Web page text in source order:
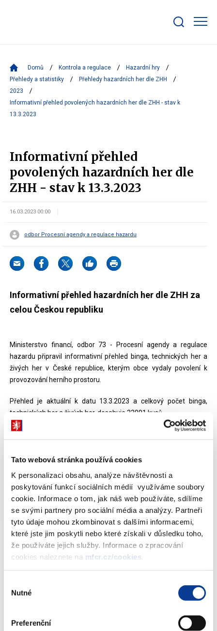
Tato webová stránka používá cookies
K personalizaci obsahu, analýze návštěvnosti a
poskytování funkcí sociálních médií využíváme soubory
cookie. Informace o tom, jak náš web používáte, sdílíme
se svými partnery pro sociální média a analýzy. Partneři
tyto údaje mohou zkombinovat s dalšími informacemi,
které jste jim poskytli nebo které získali v důsledku toho,
že používáte jejich služby. Informace o zpracování
cookies naleznete na mfcr.cz/cookies
souhlasu
Nutné
Preferenční
bar
Domů Kontrola a regulace
Hazardní hry
Přehledy a statistiky
Přehledy hazardních her dle ZHH
2023
Informativní přehled povolených hazardních her dle ZHH - stav k
13.3.2023
Informativní přehled
povolených hazardních her dle
ZHH - stav k 13.3.2023
16.03.2023 00:00
odbor Procesní agendy a regulace hazardu
Informativní přehled hazardních her dle ZHH za
celou Českou republiku
Ministerstvo financí, odbor 73 - Procesní agendy a regulace
hazardu připravil informativní přehled binga, technických her a
živých her v České republice, kterým obce vydaly povolení k
provozování herního prostoru.
Přehled je aktuální k datu 13.3.2023 a celkový počet binga,
technických her a živých her, dosahuje 33091 kusů.
Dokumenty ke stažení
Informativní přehled povolených hazardních
her dle ZHH - stav k 13.3.2023 XLSX (1897kB)
Dokumenty ke stažení
13.3.2023